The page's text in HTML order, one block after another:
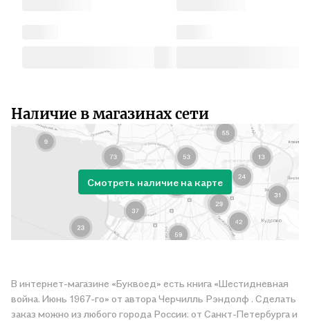
Наличие в магазинах сети
Смотреть наличие на карте
В интернет-магазине «Буквоед» есть книга «Шестидневная
война. Июнь 1967-го» от автора Черчилль Рэндолф . Сделать
заказ можно из любого города России: от Санкт-Петербурга и